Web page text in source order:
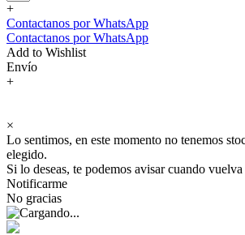
+
Contactanos por WhatsApp
Contactanos por WhatsApp
Add to Wishlist
Envío
+
×
Lo sentimos, en este momento no tenemos
elegido.
Si lo deseas, te podemos avisar cuando
Notificarme
No gracias